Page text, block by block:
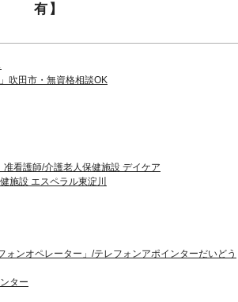
有】
吹田市・無資格相談OK
准看護師/介護老人保健施設 デイケア
施設 エスペラル東淀川
ォンオペレーター」/テレフォンアポインターだいどう
ター